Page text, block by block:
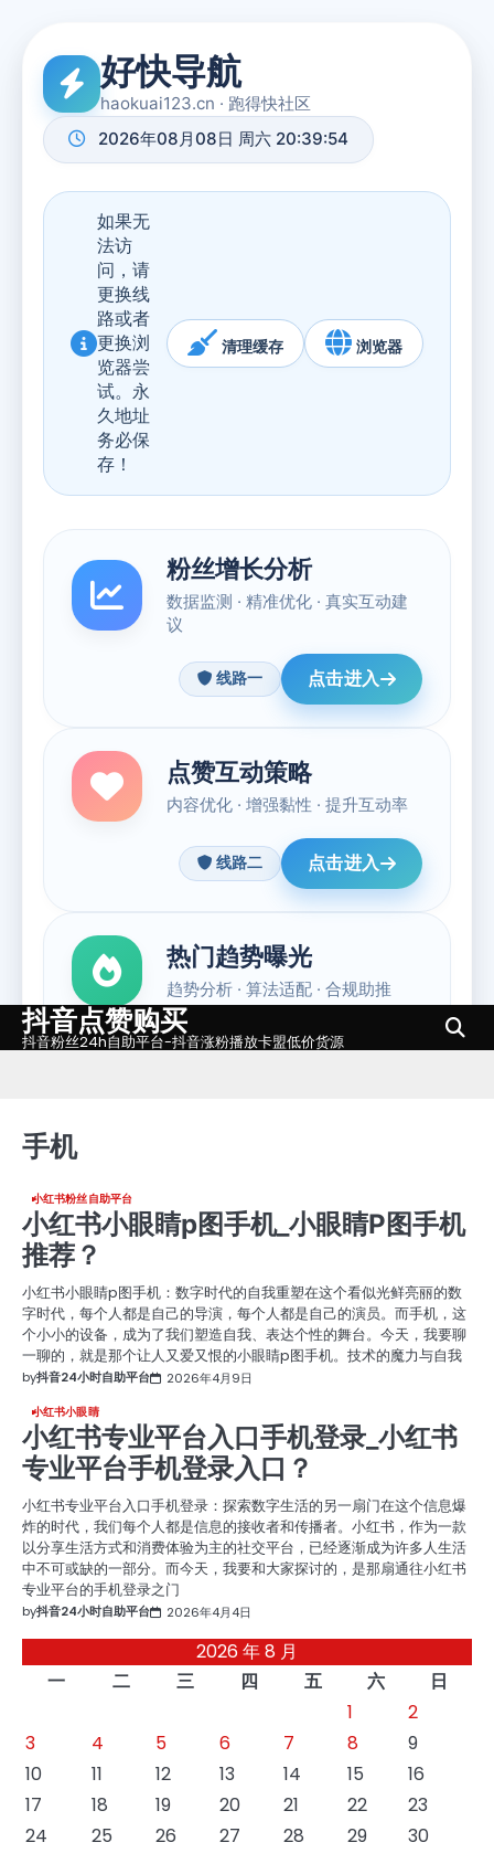
Skip抖音点赞购买
抖音粉丝24h自助平台-抖音涨粉播放卡盟低价货源
手机
小红书粉丝自助平台
小红书小眼睛p图手机_小眼睛P图手机
推荐？
小红书小眼睛p图手机：数字时代的自我重塑在这个看似光鲜亮丽的数
字时代，每个人都是自己的导演，每个人都是自己的演员。而手机，这
个小小的设备，成为了我们塑造自我、表达个性的舞台。今天，我要聊
一聊的，就是那个让人又爱又恨的小眼睛p图手机。技术的魔力与自我
by抖音24小时自助平台 2026年4月9日
小红书小眼睛
小红书专业平台入口手机登录_小红书
专业平台手机登录入口？
小红书专业平台入口手机登录：探索数字生活的另一扇门在这个信息爆
炸的时代，我们每个人都是信息的接收者和传播者。小红书，作为一款
以分享生活方式和消费体验为主的社交平台，已经逐渐成为许多人生活
中不可或缺的一部分。而今天，我要和大家探讨的，是那扇通往小红书
专业平台的手机登录之门
by抖音24小时自助平台 2026年4月4日
2026 年 8 月
一
二 三 四 五 六
日
1
2
3
4 5 6 7 8
9
10
11 12 13 14 15
16
17
18 19 20 21 22
23
24
25 26 27 28 29
30